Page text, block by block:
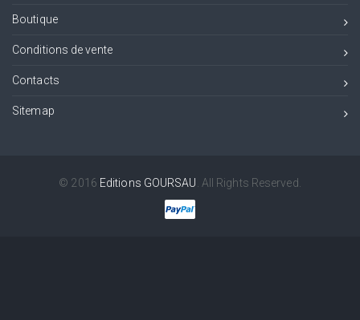
Boutique
Conditions de vente
Contacts
Sitemap
© 2016 Editions GOURSAU. All Rights Reserved.